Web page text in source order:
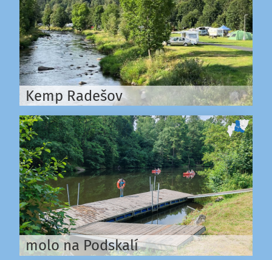
Kemp Radešov
molo na Podskalí